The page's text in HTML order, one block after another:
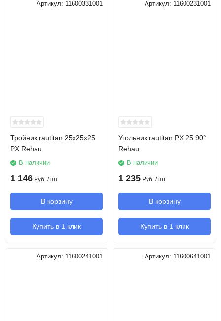
Артикул: 11600331001
Тройник rautitan 25х25х25
PX Rehau
В наличии
1 146 Руб. / шт
В корзину
Купить в 1 клик
Артикул: 11600231001
Угольник rautitan PX 25 90°
Rehau
В наличии
1 235 Руб. / шт
В корзину
Купить в 1 клик
Артикул: 11600241001 Артикул: 11600641001